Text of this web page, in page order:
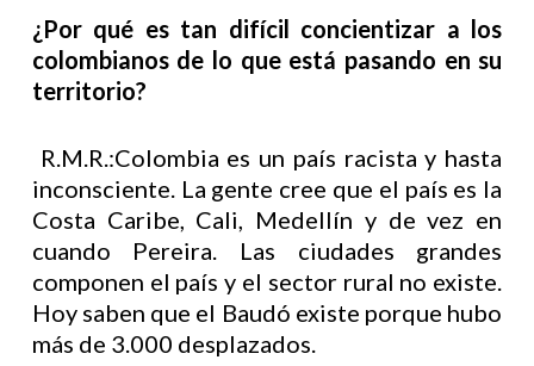
¿Por qué es tan difícil concientizar a los
colombianos de lo que está pasando en su
territorio?
R.M.R.:Colombia es un país racista y hasta
inconsciente. La gente cree que el país es la
Costa Caribe, Cali, Medellín y de vez en
cuando Pereira. Las ciudades grandes
componen el país y el sector rural no existe.
Hoy saben que el Baudó existe porque hubo
más de 3.000 desplazados.